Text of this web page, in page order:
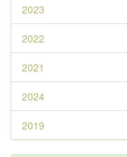
2023
2022
2021
2024
2019